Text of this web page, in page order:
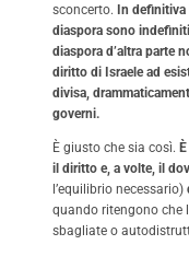
sconcerto. In
diaspora sono
diaspora d’altra parte
diritto di Israele ad
divisa,
governi.
È giusto che sia così.
il diritto e, a volte, il
l’equilibrio necessario)
quando ritengono che
sbagliate o